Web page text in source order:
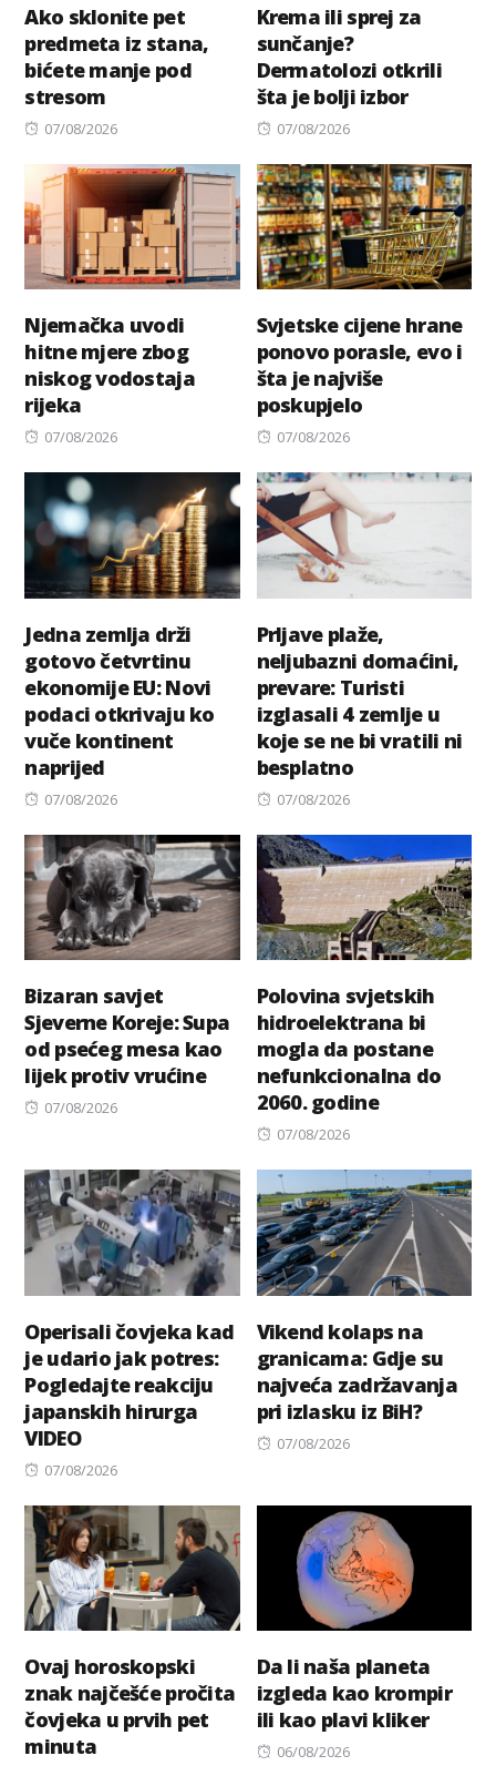
Ako sklonite pet
predmeta iz stana,
bićete manje pod
stresom
Posted
07/08/2026
Krema ili sprej za
sunčanje?
Dermatolozi otkrili
šta je bolji izbor
Posted
07/08/2026
Njemačka uvodi
hitne mjere zbog
niskog vodostaja
rijeka
Posted
07/08/2026
Svjetske cijene hrane
ponovo porasle, evo i
šta je najviše
poskupjelo
Posted
07/08/2026
Jedna zemlja drži
gotovo četvrtinu
ekonomije EU: Novi
podaci otkrivaju ko
vuče kontinent
naprijed
Posted
07/08/2026
Prljave plaže,
neljubazni domaćini,
prevare: Turisti
izglasali 4 zemlje u
koje se ne bi vratili ni
besplatno
Posted
07/08/2026
Bizaran savjet
Sjeverne Koreje: Supa
od psećeg mesa kao
lijek protiv vrućine
Posted
07/08/2026
Polovina svjetskih
hidroelektrana bi
mogla da postane
nefunkcionalna do
2060. godine
Posted
07/08/2026
Operisali čovjeka kad
je udario jak potres:
Pogledajte reakciju
japanskih hirurga
VIDEO
Posted
07/08/2026
Vikend kolaps na
granicama: Gdje su
najveća zadržavanja
pri izlasku iz BiH?
Posted
07/08/2026
Ovaj horoskopski
znak najčešće pročita
čovjeka u prvih pet
minuta
Da li naša planeta
izgleda kao krompir
ili kao plavi kliker
Posted
06/08/2026